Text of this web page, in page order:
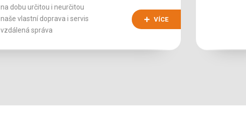
na dobu určitou i neurčitou
naše vlastní doprava i servis
vzdálená správa
VÍCE